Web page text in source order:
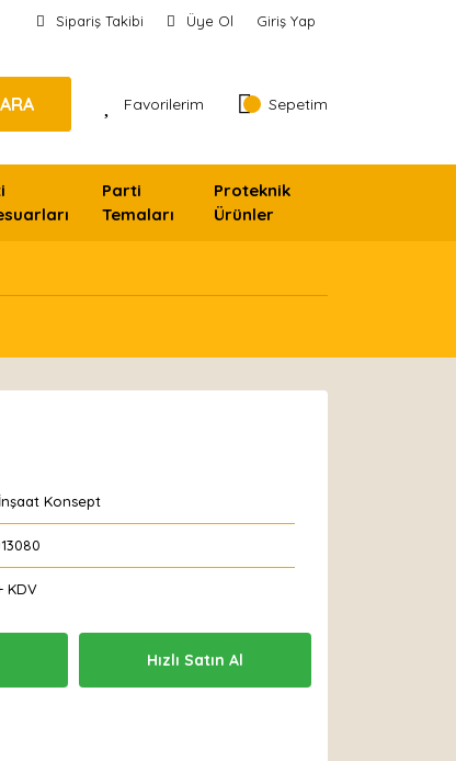
Sipariş Takibi Üye Ol Giriş Yap
ARA Favorilerim Sepetim
Parti
Temaları
Proteknik
Ürünler
İnşaat Konsept
KDV
Hızlı Satın Al